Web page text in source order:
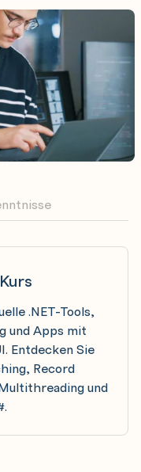
.NET-Tools,
und Apps mit
Entdecken Sie
Record
und